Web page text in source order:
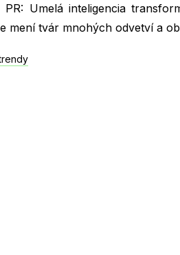
Umelá inteligencia
mení tvár mnohých odvetví a